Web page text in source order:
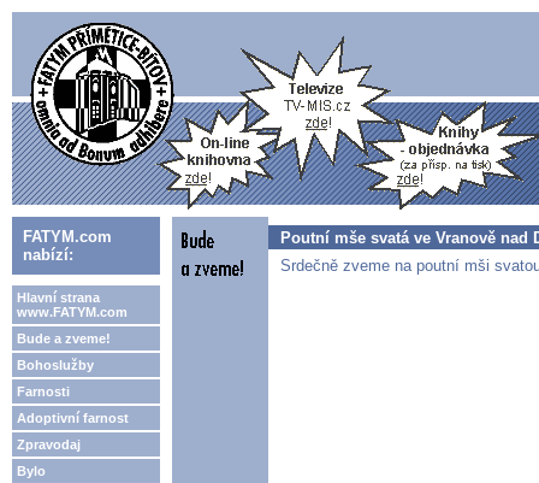
FATYM.com
nabízí:
Hlavní strana
www.FATYM.com
Bude a zveme!
Bohoslužby
Farnosti
Adoptivní farnost
Zpravodaj
Bylo
Poutní mše svatá ve Vranově nad
Srdečně zveme na poutní mši